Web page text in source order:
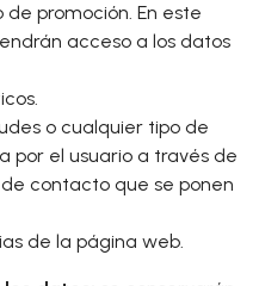
promoción. En este
acceso a los datos
o cualquier tipo de
por el usuario a través de
contacto que se ponen
de la página web.